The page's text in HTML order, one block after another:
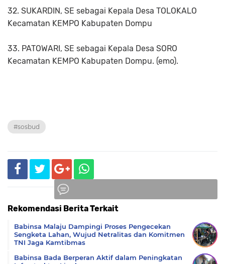
32. SUKARDIN, SE sebagai Kepala Desa TOLOKALO
Kecamatan KEMPO Kabupaten Dompu
33. PATOWARI, SE sebagai Kepala Desa SORO
Kecamatan KEMPO Kabupaten Dompu. (emo).
#sosbud
Rekomendasi Berita Terkait
Babinsa Malaju Dampingi Proses Pengecekan
Sengketa Lahan, Wujud Netralitas dan Komitmen
TNI Jaga Kamtibmas
Babinsa Bada Berperan Aktif dalam Peningkatan